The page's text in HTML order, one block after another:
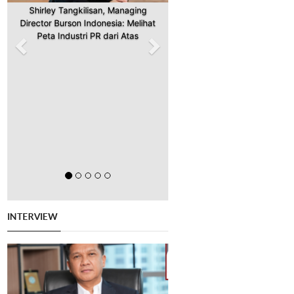
Shirley Tangkilisan, Managing
Director Burson Indonesia: Melihat
Peta Industri PR dari Atas
INTERVIEW
Previous Next